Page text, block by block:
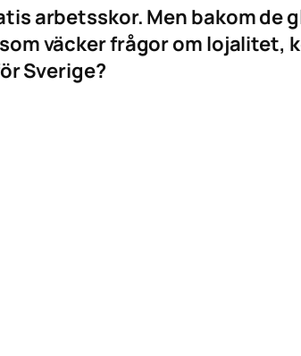
arbetsskor. Men bakom de
väcker frågor om lojalitet,
Sverige?